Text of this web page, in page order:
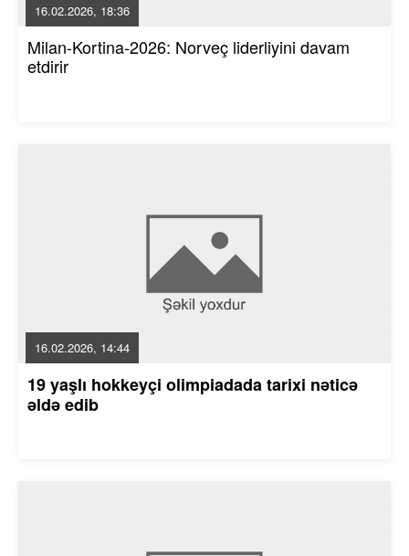
16.02.2026, 18:36
Milan-Kortina-2026: Norveç liderliyini davam
etdirir
16.02.2026, 14:44
19 yaşlı hokkeyçi olimpiadada tarixi nəticə
əldə edib